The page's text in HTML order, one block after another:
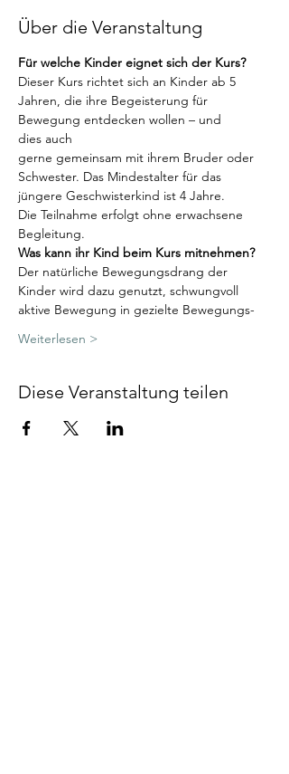
Über die Veranstaltung
Für welche Kinder eignet sich der Kurs?
Dieser Kurs richtet sich an Kinder ab 5
Jahren, die ihre Begeisterung für
Bewegung entdecken wollen – und
dies auch
gerne gemeinsam mit ihrem Bruder oder
Schwester. Das Mindestalter für das
jüngere Geschwisterkind ist 4 Jahre.
Die Teilnahme erfolgt ohne erwachsene
Begleitung.
Was kann ihr Kind beim Kurs mitnehmen?
Der natürliche Bewegungsdrang der
Kinder wird dazu genutzt, schwungvoll
aktive Bewegung in gezielte Bewegungs-
Weiterlesen >
Diese Veranstaltung teilen